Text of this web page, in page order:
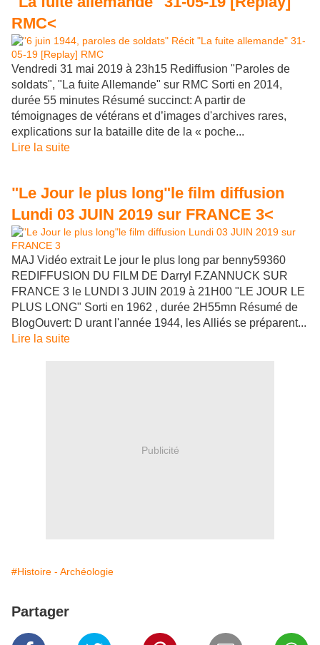
RMC<
Vendredi 31 mai 2019 à 23h15 Rediffusion "Paroles de
soldats", "La fuite Allemande" sur RMC Sorti en 2014,
durée 55 minutes Résumé succinct: A partir de
témoignages de vétérans et d’images d'archives rares,
explications sur la bataille dite de la « poche...
Lire la suite
"Le Jour le plus long"le film diffusion
Lundi 03 JUIN 2019 sur FRANCE 3<
MAJ Vidéo extrait Le jour le plus long par benny59360
REDIFFUSION DU FILM DE Darryl F.ZANNUCK SUR
FRANCE 3 le LUNDI 3 JUIN 2019 à 21H00 "LE JOUR LE
PLUS LONG" Sorti en 1962 , durée 2H55mn Résumé de
BlogOuvert: D urant l'année 1944, les Alliés se préparent...
Lire la suite
Publicité
#Histoire - Archéologie
Partager